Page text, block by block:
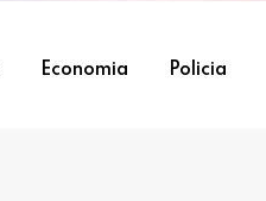
Economia Policia